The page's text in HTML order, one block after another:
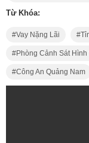
Từ Khóa:
Vay Nặng Lãi
Phòng Cảnh Sát Hình
Công An Quảng Nam